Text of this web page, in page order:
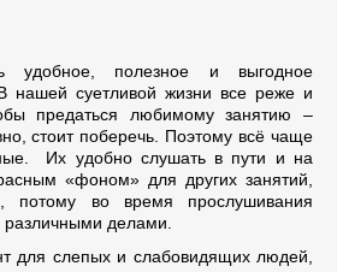
удобное, полезное и выгодное
нашей суетливой жизни все реже и
предаться любимому занятию –
стоит поберечь. Поэтому всё чаще
Их удобно слушать в пути и на
«фоном» для других занятий,
во время прослушивания
различными делами.
для слепых и слабовидящих людей,